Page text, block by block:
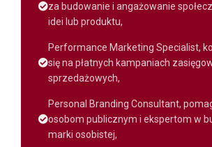
za budowanie i angażowanie
idei lub produktu,
Performance Marketing Specialist,
się na płatnych kampaniach
sprzedażowych,
Personal Branding Consultant,
osobom publicznym i ekspertom w
marki osobistej,